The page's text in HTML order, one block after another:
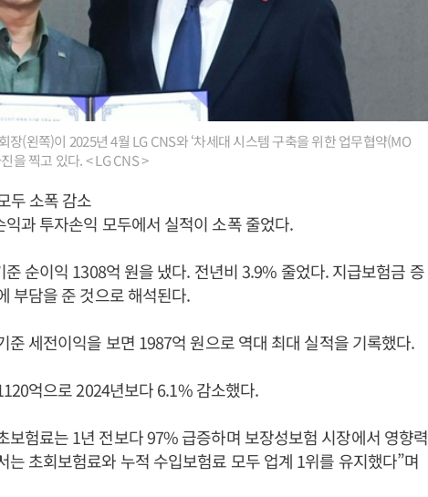
(왼쪽)이 2025년 4월 LG CNS와 ‘차세대 시스템 구축을 위한 업무협약(MO
을 찍고 있다. < LG CNS >
두 소폭 감소
과 투자손익 모두에서 실적이 소폭 줄었다.
순이익 1308억 원을 냈다. 전년비 3.9% 줄었다. 지급보험금 증
부담을 준 것으로 해석된다.
준 세전이익을 보면 1987억 원으로 역대 최대 실적을 기록했다.
억으로 2024년보다 6.1% 감소했다.
보험료는 1년 전보다 97% 급증하며 보장성보험 시장에서 영향력
는 초회보험료와 누적 수입보험료 모두 업계 1위를 유지했다”며